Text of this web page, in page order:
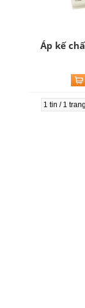
Áp kế
1 tin / 1